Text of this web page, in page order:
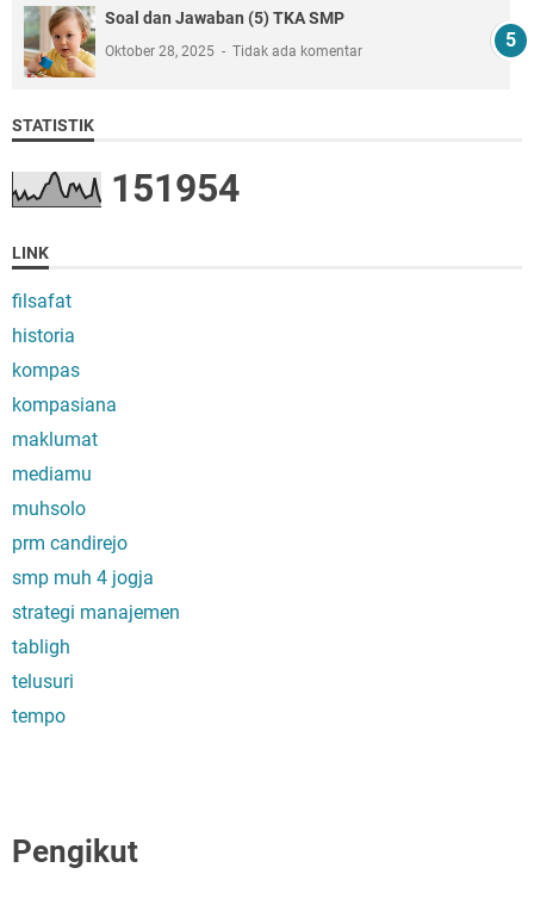
Soal dan Jawaban (5) TKA SMP
Oktober 28, 2025 Tidak ada komentar
STATISTIK
151954
LINK
filsafat
historia
kompas
kompasiana
maklumat
mediamu
muhsolo
prm candirejo
smp muh 4 jogja
strategi manajemen
tabligh
telusuri
tempo
Pengikut